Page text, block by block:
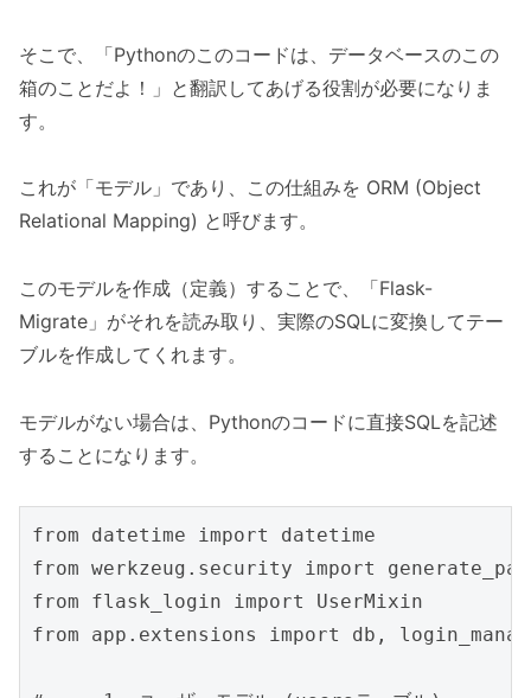
そこで、「Pythonのこのコードは、データベースのこの
箱のことだよ！」と翻訳してあげる役割が必要になりま
す。
これが「モデル」であり、この仕組みを ORM (Object
Relational Mapping) と呼びます。
このモデルを作成（定義）することで、「Flask-
Migrate」がそれを読み取り、実際のSQLに変換してテー
ブルを作成してくれます。
モデルがない場合は、Pythonのコードに直接SQLを記述
することになります。
from datetime import datetime
from werkzeug.security import
from flask_login import UserMixin
from app.extensions import db,